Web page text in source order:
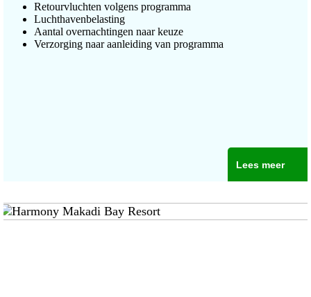
Retourvluchten volgens programma
Luchthavenbelasting
Aantal overnachtingen naar keuze
Verzorging naar aanleiding van programma
Lees meer